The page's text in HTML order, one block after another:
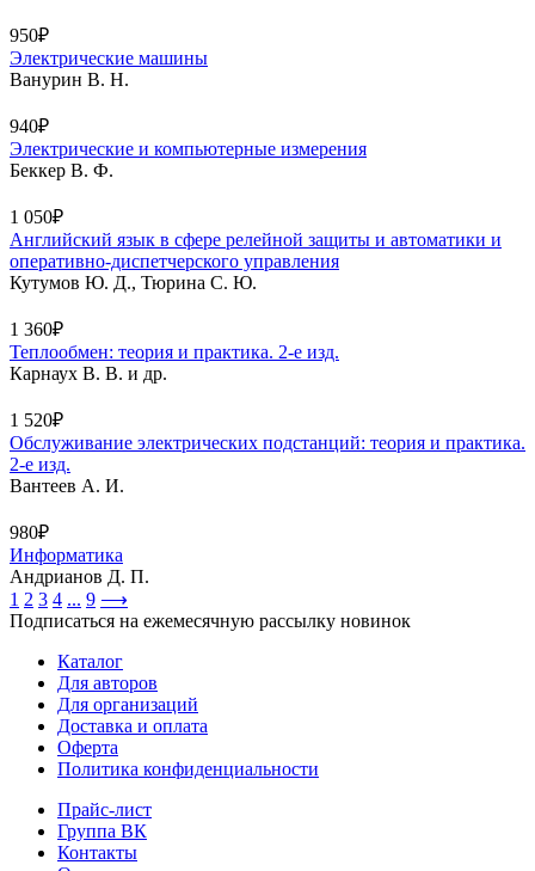
950₽
Электрические машины
Ванурин В. Н.
940₽
Электрические и компьютерные измерения
Беккер В. Ф.
1 050₽
Английский язык в сфере релейной защиты и автоматики и
оперативно-диспетчерского управления
Кутумов Ю. Д., Тюрина С. Ю.
1 360₽
Теплообмен: теория и практика. 2-е изд.
Карнаух В. В. и др.
1 520₽
Обслуживание электрических подстанций: теория и практика.
2-е изд.
Вантеев А. И.
980₽
Информатика
Андрианов Д. П.
1 2 3 4 ... 9 ⟶
Подписаться на ежемесячную рассылку новинок
Каталог
Для авторов
Для организаций
Доставка и оплата
Оферта
Политика конфиденциальности
Прайс-лист
Группа ВК
Контакты